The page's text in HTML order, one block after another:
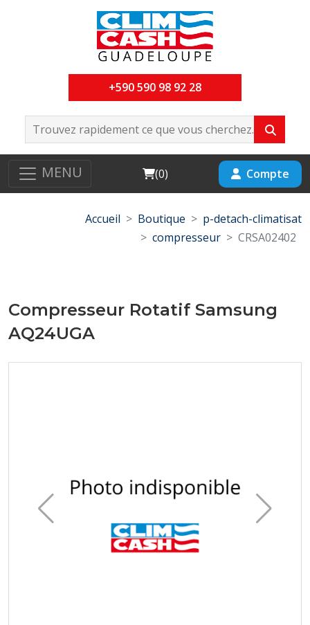
+590 590 98 92 28
MENU Cart
(0) Compte
Accueil Boutique
p-detach-climatisat
compresseur
CRSA02402
Compresseur Rotatif Samsung
AQ24UGA